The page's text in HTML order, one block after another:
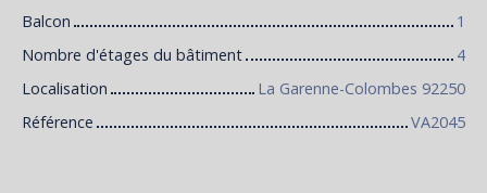
Balcon
1
Nombre d'étages du bâtiment
4
Localisation
La Garenne-Colombes 92250
Référence
VA2045